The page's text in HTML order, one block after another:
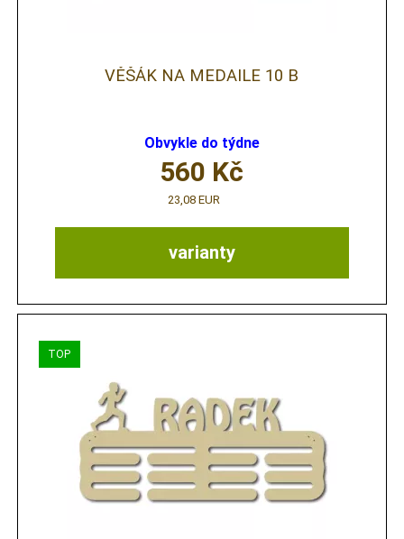
VĚŠÁK NA MEDAILE 10 B
Obvykle do týdne
varianty
560 Kč
23,08 EUR